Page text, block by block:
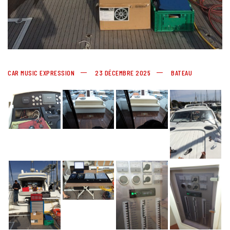
CAR MUSIC EXPRESSION 23 DÉCEMBRE 2025 BATEAU